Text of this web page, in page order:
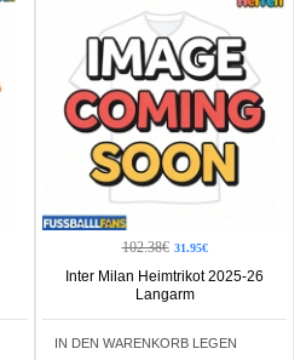
102.38€ 31.95€
Inter Milan Heimtrikot 2025-26
Langarm
IN DEN WARENKORB LEGEN